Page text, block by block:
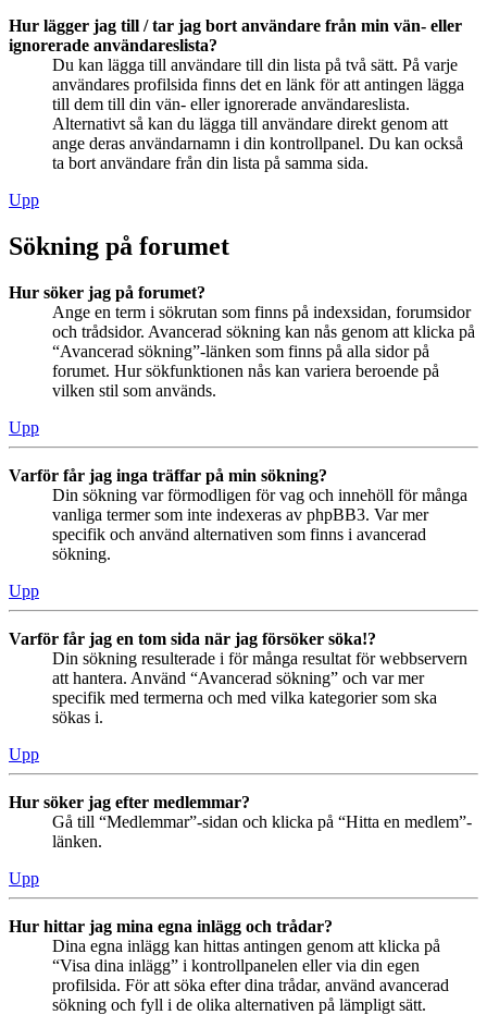
Hur lägger jag till / tar jag bort användare från min vän- eller
ignorerade användareslista?
Du kan lägga till användare till din lista på två sätt. På varje
användares profilsida finns det en länk för att antingen lägga
till dem till din vän- eller ignorerade användareslista.
Alternativt så kan du lägga till användare direkt genom att
ange deras användarnamn i din kontrollpanel. Du kan också
ta bort användare från din lista på samma sida.
Upp
Sökning på forumet
Hur söker jag på forumet?
Ange en term i sökrutan som finns på indexsidan, forumsidor
och trådsidor. Avancerad sökning kan nås genom att klicka på
“Avancerad sökning”-länken som finns på alla sidor på
forumet. Hur sökfunktionen nås kan variera beroende på
vilken stil som används.
Upp
Varför får jag inga träffar på min sökning?
Din sökning var förmodligen för vag och innehöll för många
vanliga termer som inte indexeras av phpBB3. Var mer
specifik och använd alternativen som finns i avancerad
sökning.
Upp
Varför får jag en tom sida när jag försöker söka!?
Din sökning resulterade i för många resultat för webbservern
att hantera. Använd “Avancerad sökning” och var mer
specifik med termerna och med vilka kategorier som ska
sökas i.
Upp
Hur söker jag efter medlemmar?
Gå till “Medlemmar”-sidan och klicka på “Hitta en medlem”-
länken.
Upp
Hur hittar jag mina egna inlägg och trådar?
Dina egna inlägg kan hittas antingen genom att klicka på
“Visa dina inlägg” i kontrollpanelen eller via din egen
profilsida. För att söka efter dina trådar, använd avancerad
sökning och fyll i de olika alternativen på lämpligt sätt.